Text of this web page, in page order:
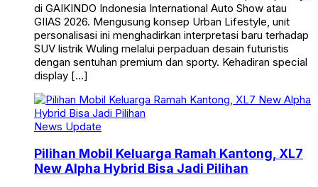
di GAIKINDO Indonesia International Auto Show atau
GIIAS 2026. Mengusung konsep Urban Lifestyle, unit
personalisasi ini menghadirkan interpretasi baru terhadap
SUV listrik Wuling melalui perpaduan desain futuristis
dengan sentuhan premium dan sporty. Kehadiran special
display […]
News Update
Pilihan Mobil Keluarga Ramah Kantong, XL7
New Alpha Hybrid Bisa Jadi Pilihan